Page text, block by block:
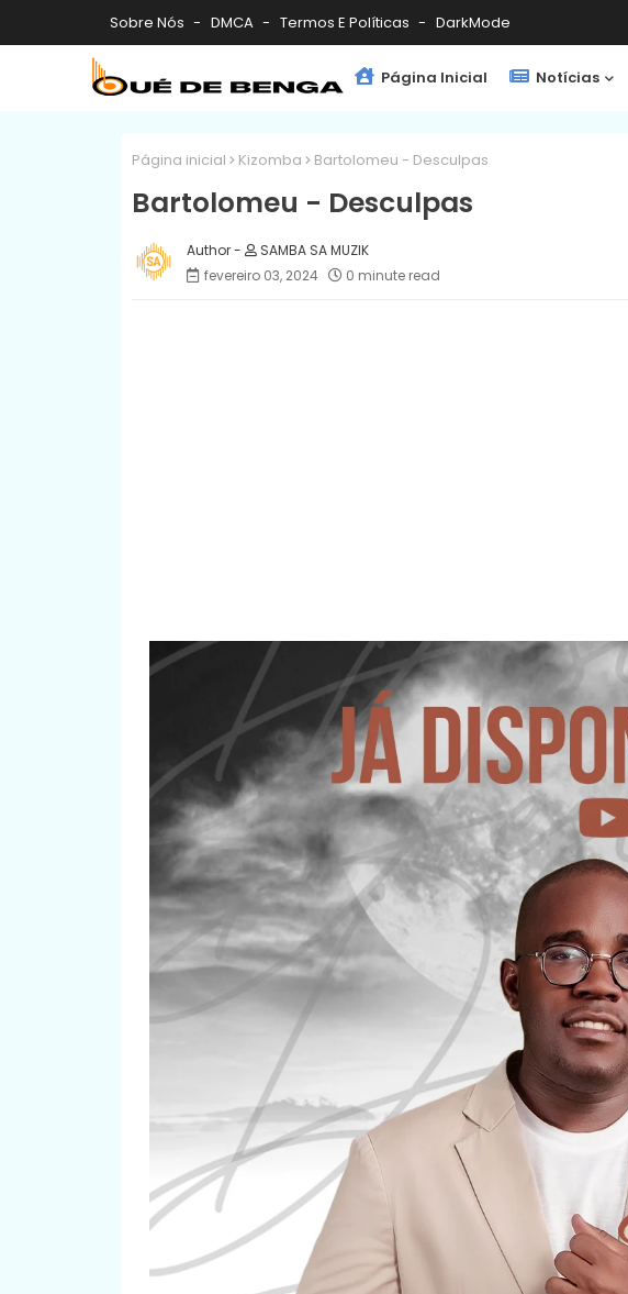
Sobre Nós DMCA Termos E Políticas DarkMode
Página Inicial Notícias
Página inicial Kizomba Bartolomeu - Desculpas
Bartolomeu - Desculpas
SAMBA SA MUZIK
fevereiro 03, 2024
0 minute read